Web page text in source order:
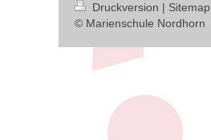
Druckversion | Sitemap
© Marienschule Nordhorn